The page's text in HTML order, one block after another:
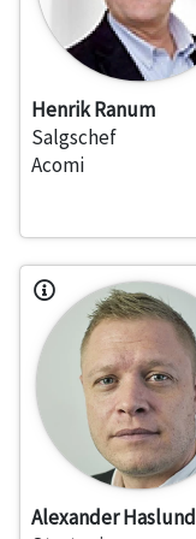
Henrik Ranum
Salgschef
Acomi
Alexander Haslund